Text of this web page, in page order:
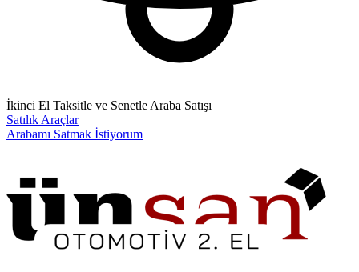
İkinci El Taksitle ve Senetle Araba Satışı
Satılık Araçlar
Arabamı Satmak İstiyorum